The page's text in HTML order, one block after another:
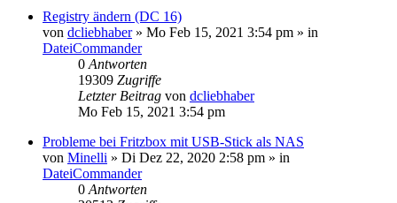
Registry ändern (DC 16)
von dcliebhaber» Mo Feb 15, 2021 3:54 pm » in
DateiCommander
0 Antworten
19309 Zugriffe
Letzter Beitrag von dcliebhaber
Mo Feb 15, 2021 3:54 pm
Probleme bei Fritzbox mit USB-Stick als NAS
von Minelli » Di Dez 22, 2020 2:58 pm » in
DateiCommander
0 Antworten